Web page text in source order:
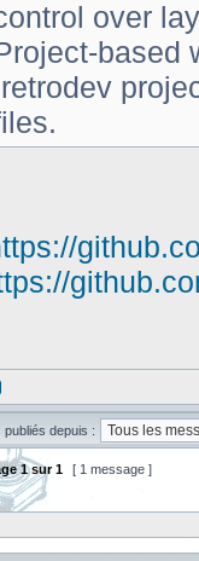
over
based
depuis :
1sur1 [ 1 message ]